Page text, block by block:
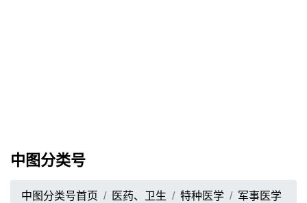
中图分类号
中图分类号首页 医药、卫生 特种医学
军事医学